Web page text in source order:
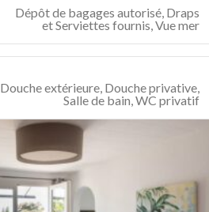
Dépôt de bagages autorisé, Draps
et Serviettes fournis,Vue mer
Douche extérieure, Douche privative,
Salle de bain,WC privatif